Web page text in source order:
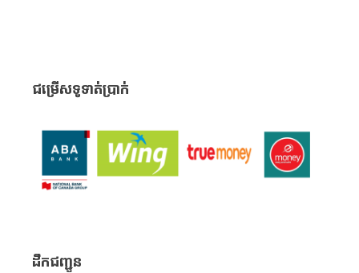
ជម្រើសទូទាត់ប្រាក់
ដឹកជញ្ជូន